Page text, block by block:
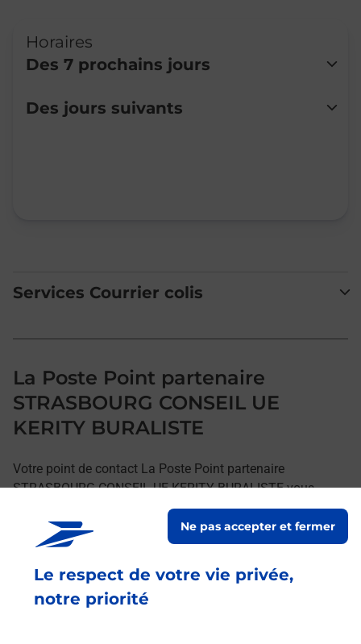
Le respect de votre vie privée,
notre priorité
Ne pas accepter et fermer
Horaires
Des 7 prochains jours
Lundi
Fermé
Des jours suivants
Services Courrier colis
La Poste Point partenaire
STRASBOURG CONSEIL UE
KERITY BURALISTE
Votre point de contact La Poste Point partenaire
STRASBOURG CONSEIL UE KERITY BURALISTE vous
accueille à STRASBOURG pour répondre à vos besoins
d'affranchissement Courrier-Colis.
Retrouvez toutes nos offres en ligne sur notre site